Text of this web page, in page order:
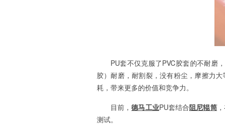
PU套不仅克服了PVC胶套的不耐磨
胶）耐磨，耐割裂，没有粉尘，摩擦力
耗，带来更多的价值和竞争力。
目前，德马工业PU套结合阻尼辊筒
测试。